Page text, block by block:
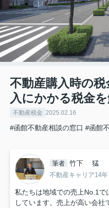
不動産購入時の
入にかかる税金
不動産税金 2025.02.16
#函館不動産相談の窓口 #函館
筆者 竹下 猛
不動産キャリア14年
私たちは地域での売上No.1
しています。売上が高い会社